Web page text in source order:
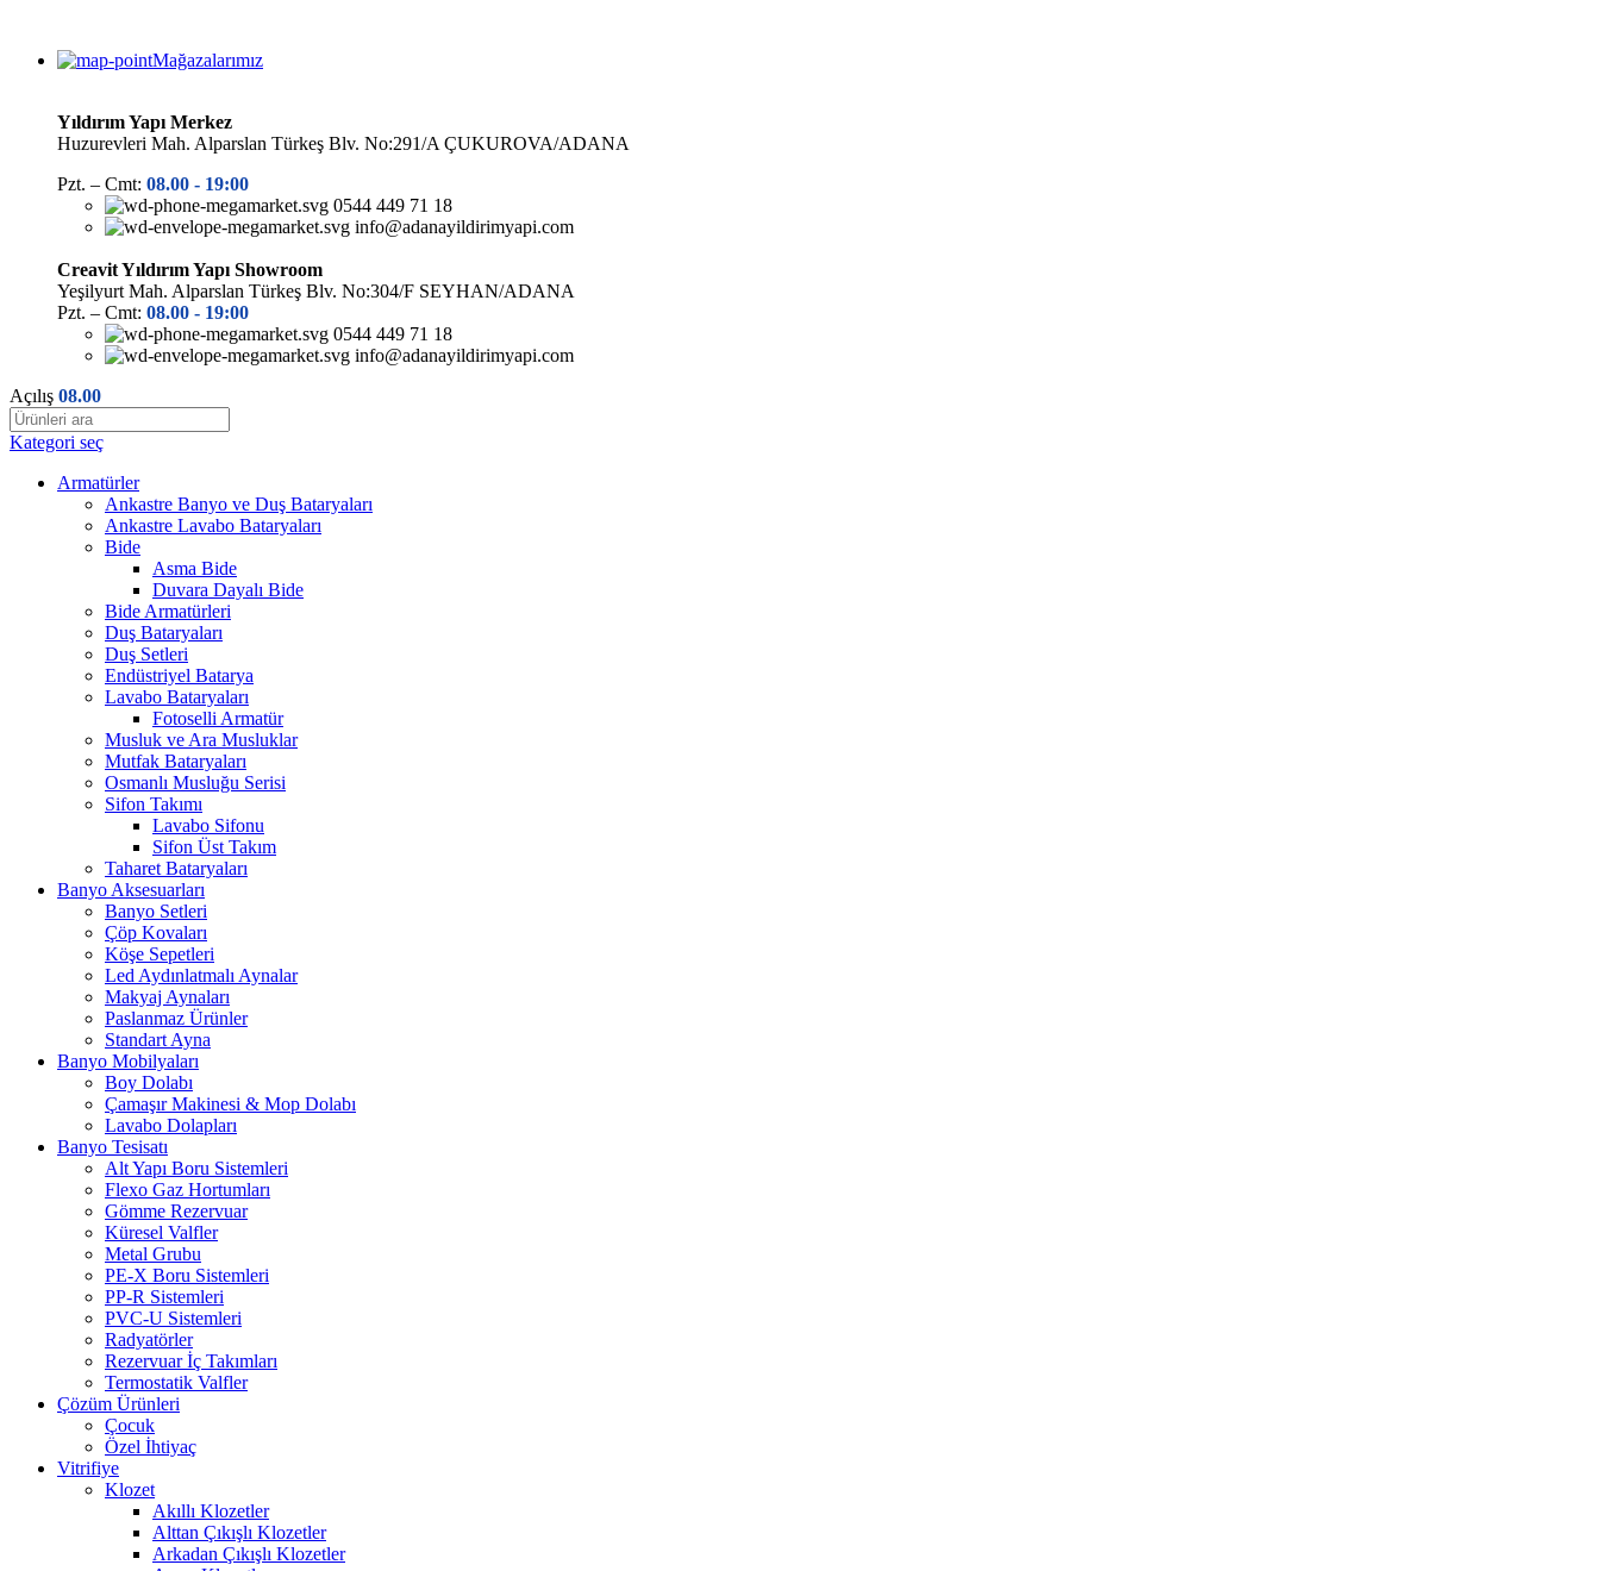
Mağazalarımız
Yıldırım Yapı Merkez
Huzurevleri Mah. Alparslan Türkeş Blv. No:291/A ÇUKUROVA/ADANA
Pzt. – Cmt: 08.00 - 19:00
0544 449 71 18
info@adanayildirimyapi.com
Creavit Yıldırım Yapı Showroom
Yeşilyurt Mah. Alparslan Türkeş Blv. No:304/F SEYHAN/ADANA
Pzt. – Cmt: 08.00 - 19:00
0544 449 71 18
info@adanayildirimyapi.com
Açılış 08.00
Kategori seç
Armatürler
Ankastre Banyo ve Duş Bataryaları
Ankastre Lavabo Bataryaları
Bide
Asma Bide
Duvara Dayalı Bide
Bide Armatürleri
Duş Bataryaları
Duş Setleri
Endüstriyel Batarya
Lavabo Bataryaları
Fotoselli Armatür
Musluk ve Ara Musluklar
Mutfak Bataryaları
Osmanlı Musluğu Serisi
Sifon Takımı
Lavabo Sifonu
Sifon Üst Takım
Taharet Bataryaları
Banyo Aksesuarları
Banyo Setleri
Çöp Kovaları
Köşe Sepetleri
Led Aydınlatmalı Aynalar
Makyaj Aynaları
Paslanmaz Ürünler
Standart Ayna
Banyo Mobilyaları
Boy Dolabı
Çamaşır Makinesi & Mop Dolabı
Lavabo Dolapları
Banyo Tesisatı
Alt Yapı Boru Sistemleri
Flexo Gaz Hortumları
Gömme Rezervuar
Küresel Valfler
Metal Grubu
PE-X Boru Sistemleri
PP-R Sistemleri
PVC-U Sistemleri
Radyatörler
Rezervuar İç Takımları
Termostatik Valfler
Çözüm Ürünleri
Çocuk
Özel İhtiyaç
Vitrifiye
Klozet
Akıllı Klozetler
Alttan Çıkışlı Klozetler
Arkadan Çıkışlı Klozetler